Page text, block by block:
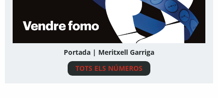
Portada | Meritxell Garriga
TOTS ELS NÚMEROS